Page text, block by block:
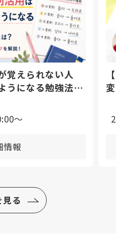
覚えられない人
うになる勉強法と
〜
情報
見る